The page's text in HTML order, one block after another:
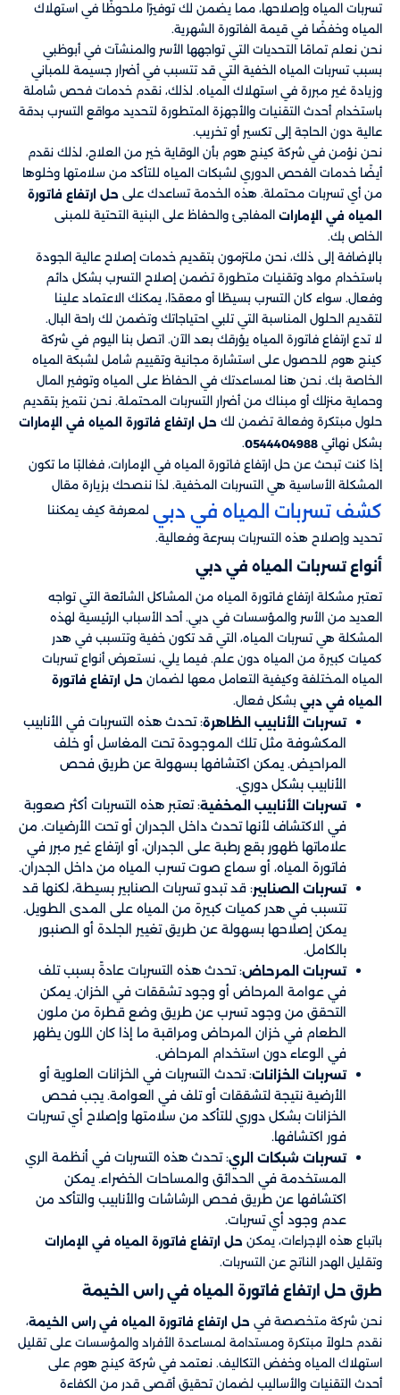
تسربات المياه وإصلاحها، مما يضمن لك توفيرًا ملحوظًا في استهلاك
المياه وخفضًا في قيمة الفاتورة الشهرية.
نحن نعلم تمامًا التحديات التي تواجهها الأسر والمنشآت في أبوظبي
بسبب تسربات المياه الخفية التي قد تتسبب في أضرار جسيمة للمباني
وزيادة غير مبررة في استهلاك المياه. لذلك، نقدم خدمات فحص شاملة
باستخدام أحدث التقنيات والأجهزة المتطورة لتحديد مواقع التسرب بدقة
عالية دون الحاجة إلى تكسير أو تخريب.
نحن نؤمن في شركة كينج هوم بأن الوقاية خير من العلاج، لذلك نقدم
أيضًا خدمات الفحص الدوري لشبكات المياه للتأكد من سلامتها وخلوها
من أي تسربات محتملة. هذه الخدمة تساعدك على حل ارتفاع فاتورة
المياه في الإمارات المفاجئ والحفاظ على البنية التحتية للمبنى
الخاص بك.
بالإضافة إلى ذلك، نحن ملتزمون بتقديم خدمات إصلاح عالية الجودة
باستخدام مواد وتقنيات متطورة تضمن إصلاح التسرب بشكل دائم
وفعال. سواء كان التسرب بسيطًا أو معقدًا، يمكنك الاعتماد علينا
لتقديم الحلول المناسبة التي تلبي احتياجاتك وتضمن لك راحة البال.
لا تدع ارتفاع فاتورة المياه يؤرقك بعد الآن. اتصل بنا اليوم في شركة
كينج هوم للحصول على استشارة مجانية وتقييم شامل لشبكة المياه
الخاصة بك. نحن هنا لمساعدتك في الحفاظ على المياه وتوفير المال
وحماية منزلك أو مبناك من أضرار التسربات المحتملة. نحن نتميز بتقديم
حلول مبتكرة وفعالة تضمن لك حل ارتفاع فاتورة المياه في الإمارات
بشكل نهائي 0544404988
.
إذا كنت تبحث عن حل ارتفاع فاتورة المياه في الإمارات، فغالبًا ما تكون
المشكلة الأساسية هي التسربات المخفية. لذا ننصحك بزيارة مقال
كشف تسربات المياه في دبي لمعرفة كيف يمكننا
تحديد وإصلاح هذه التسربات بسرعة وفعالية.
أنواع تسربات المياه في دبي
تعتبر مشكلة ارتفاع فاتورة المياه من المشاكل الشائعة التي تواجه
العديد من الأسر والمؤسسات في دبي. أحد الأسباب الرئيسية لهذه
المشكلة هي تسربات المياه، التي قد تكون خفية وتتسبب في هدر
كميات كبيرة من المياه دون علم. فيما يلي، نستعرض أنواع تسربات
المياه المختلفة وكيفية التعامل معها لضمان حل ارتفاع فاتورة
المياه في دبي بشكل فعال.
تسربات الأنابيب الظاهرة: تحدث هذه التسربات في الأنابيب
المكشوفة مثل تلك الموجودة تحت المغاسل أو خلف
المراحيض. يمكن اكتشافها بسهولة عن طريق فحص
الأنابيب بشكل دوري.
تسربات الأنابيب المخفية: تعتبر هذه التسربات أكثر صعوبة
في الاكتشاف لأنها تحدث داخل الجدران أو تحت الأرضيات. من
علاماتها ظهور بقع رطبة على الجدران، أو ارتفاع غير مبرر في
فاتورة المياه، أو سماع صوت تسرب المياه من داخل الجدران.
تسربات الصنابير: قد تبدو تسربات الصنابير بسيطة، لكنها قد
تتسبب في هدر كميات كبيرة من المياه على المدى الطويل.
يمكن إصلاحها بسهولة عن طريق تغيير الجلدة أو الصنبور
بالكامل.
تسربات المرحاض: تحدث هذه التسربات عادةً بسبب تلف
في عوامة المرحاض أو وجود تشققات في الخزان. يمكن
التحقق من وجود تسرب عن طريق وضع قطرة من ملون
الطعام في خزان المرحاض ومراقبة ما إذا كان اللون يظهر
في الوعاء دون استخدام المرحاض.
تسربات الخزانات: تحدث التسربات في الخزانات العلوية أو
الأرضية نتيجة لتشققات أو تلف في العوامة. يجب فحص
الخزانات بشكل دوري للتأكد من سلامتها وإصلاح أي تسربات
فور اكتشافها.
تسربات شبكات الري: تحدث هذه التسربات في أنظمة الري
المستخدمة في الحدائق والمساحات الخضراء. يمكن
اكتشافها عن طريق فحص الرشاشات والأنابيب والتأكد من
عدم وجود أي تسربات.
باتباع هذه الإجراءات، يمكن حل ارتفاع فاتورة المياه في الإمارات
وتقليل الهدر الناتج عن التسربات.
طرق حل ارتفاع فاتورة المياه في راس الخيمة
نحن شركة متخصصة في حل ارتفاع فاتورة المياه في راس الخيمة،
نقدم حلولاً مبتكرة ومستدامة لمساعدة الأفراد والمؤسسات على تقليل
استهلاك المياه وخفض التكاليف. نعتمد في شركة كينج هوم على
أحدث التقنيات والأساليب لضمان تحقيق أقصى قدر من الكفاءة